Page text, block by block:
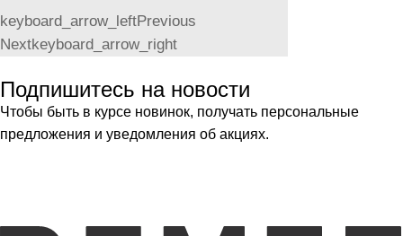
keyboard_arrow_leftPrevious
Nextkeyboard_arrow_right
Подпишитесь на новости
Чтобы быть в курсе новинок, получать персональные
предложения и уведомления об акциях.